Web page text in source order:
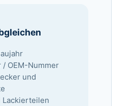
OEM-Nummer
und
Lackierteilen